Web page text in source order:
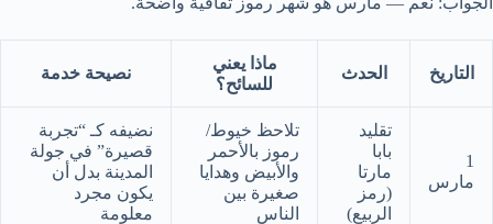
التاريخ الحدث
ماذا يعني
للسائح؟
نصيحة خدمة
1
مارس
تقليد
بابا
مارتا
(رمز
الربيع)
تلاحظ خيوط/
رموز بالأحمر
والأبيض وهدايا
صغيرة بين
الناس
نضيفه كـ “تجربة
قصيرة” في جولة
المدينة بدل أن
يكون مجرد
معلومة